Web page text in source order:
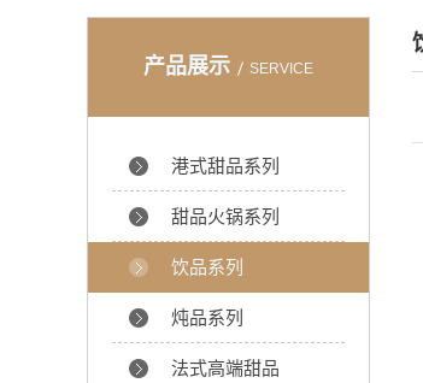
产品展示 SERVICE
港式甜品系列
甜品火锅系列
饮品系列
炖品系列
法式高端甜品